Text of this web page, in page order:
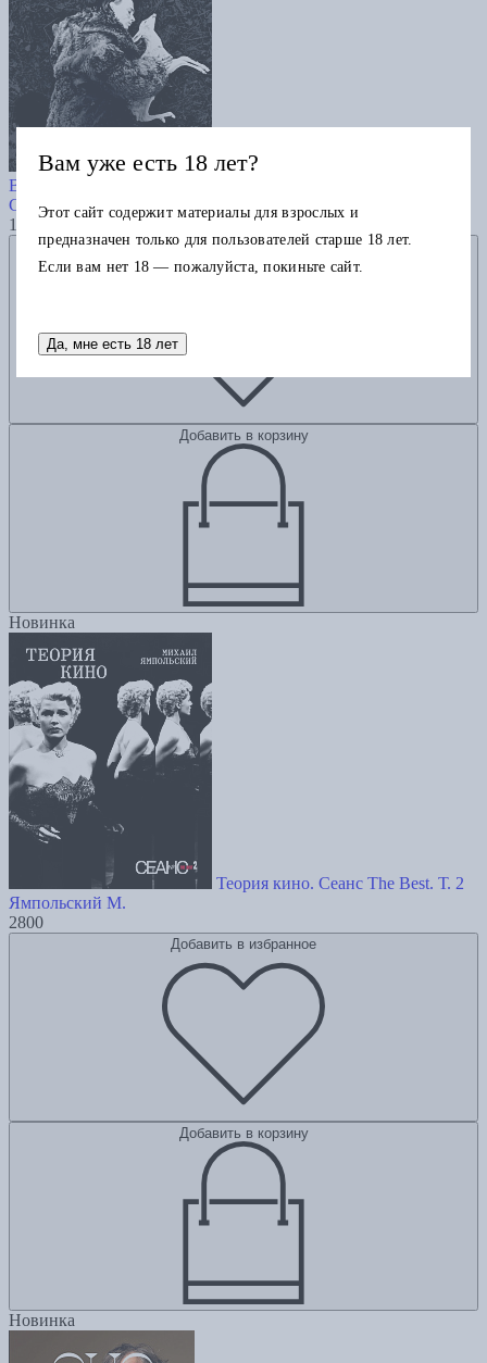
Кино в углу комнаты. Сеанс The
Best. Т. 1
Степанов В.
1960
Добавить в избранное
Добавить в корзину
Новинка
Теория кино. Сеанс The Best. Т. 2
Ямпольский М.
2800
Добавить в избранное
Добавить в корзину
Новинка
Вам уже есть 18 лет?
Этот сайт содержит материалы для взрослых и
предназначен только для пользователей старше 18 лет.
Если вам нет 18 — пожалуйста, покиньте сайт.
Да, мне есть 18 лет